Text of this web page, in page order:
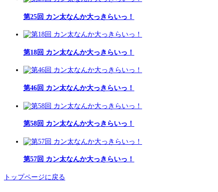
第25回 カン太なんか大っきらいっ！
第18回 カン太なんか大っきらいっ！
第46回 カン太なんか大っきらいっ！
第58回 カン太なんか大っきらいっ！
第57回 カン太なんか大っきらいっ！
トップページに戻る